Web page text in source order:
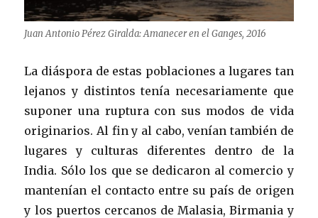
Juan Antonio Pérez Giralda: Amanecer en el Ganges, 2016
La diáspora de estas poblaciones a lugares tan
lejanos y distintos tenía necesariamente que
suponer una ruptura con sus modos de vida
originarios. Al fin y al cabo, venían también de
lugares y culturas diferentes dentro de la
India. Sólo los que se dedicaron al comercio y
mantenían el contacto entre su país de origen
y los puertos cercanos de Malasia, Birmania y